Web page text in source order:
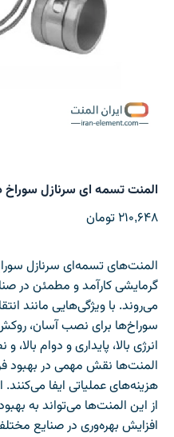
المنت تسمه ای سرنازل سوراخ
210,648 تومان
المنت‌های تسمه‌ای سرنازل
گرمایشی کارآمد و مطمئن در
می‌روند. با ویژگی‌هایی مانند
سوراخ‌ها برای نصب آسان،
انرژی بالا، پایداری و دوام
المنت‌ها نقش مهمی در بهبود
هزینه‌های عملیاتی ایفا
از این المنت‌ها می‌تواند به
افزایش بهره‌وری در صنایع